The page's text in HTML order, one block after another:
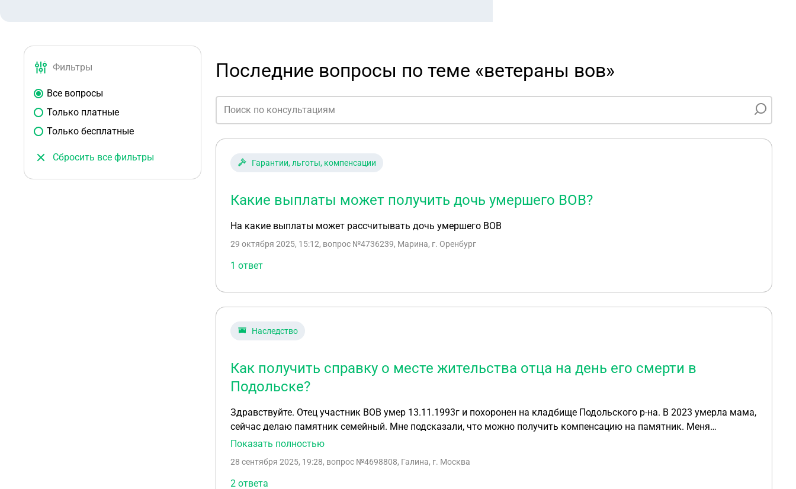
Фильтры
Все вопросы
Только платные
Только бесплатные
Сбросить все фильтры
Последние вопросы по теме «ветераны вов»
Гарантии, льготы, компенсации
Какие выплаты может получить дочь умершего ВОВ?
На какие выплаты может рассчитывать дочь умершего ВОВ
29 октября 2025, 15:12, вопрос №4736239, Марина, г. Оренбург
1 ответ
Наследство
Как получить справку о месте жительства отца на день его смерти в
Подольске?
Здравствуйте. Отец участник ВОВ умер 13.11.1993г и похоронен на кладбище Подольского р-на. В 2023 умерла мама,
сейчас делаю памятник семейный. Мне подсказали, что можно получить компенсацию на памятник. Меня
интересует справка о месте жительства на день смерти папы в Подольске. Я проживаю в Москве, квартира в
Показать полностью
28 сентября 2025, 19:28, вопрос №4698808, Галина, г. Москва
2 ответа